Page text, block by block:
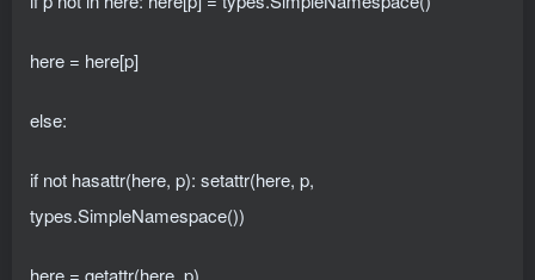
here = here[p]
else:
if not hasattr(here, p): setattr(here, p,
types.SimpleNamespace())
here = getattr(here, p)